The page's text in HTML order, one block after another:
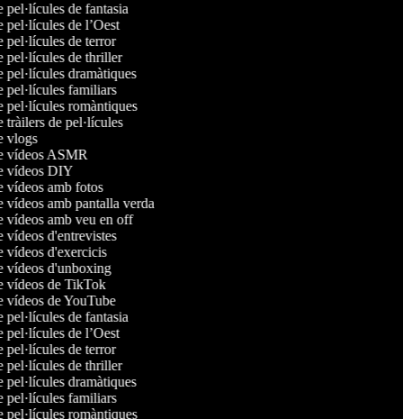
pel·lícules de fantasia
pel·lícules de l’Oest
pel·lícules de terror
pel·lícules de thriller
pel·lícules dramàtiques
pel·lícules familiars
pel·lícules romàntiques
tràilers de pel·lícules
vlogs
vídeos ASMR
vídeos DIY
vídeos amb fotos
vídeos amb pantalla verda
vídeos amb veu en off
vídeos d'entrevistes
vídeos d'exercicis
vídeos d'unboxing
vídeos de TikTok
vídeos de YouTube
pel·lícules de fantasia
pel·lícules de l’Oest
pel·lícules de terror
pel·lícules de thriller
pel·lícules dramàtiques
pel·lícules familiars
pel·lícules romàntiques